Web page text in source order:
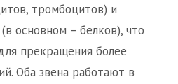
тромбоцитов) и
основном – белков), что
прекращения более
Оба звена работают в